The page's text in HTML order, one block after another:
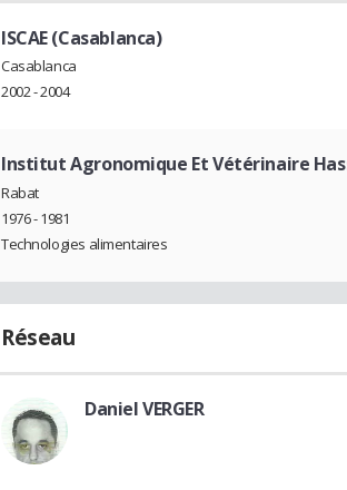
ISCAE (Casablanca)
Casablanca
2002 - 2004
Institut Agronomique Et Vétérinaire
Rabat
1976 - 1981
Technologies alimentaires
Réseau
Daniel VERGER